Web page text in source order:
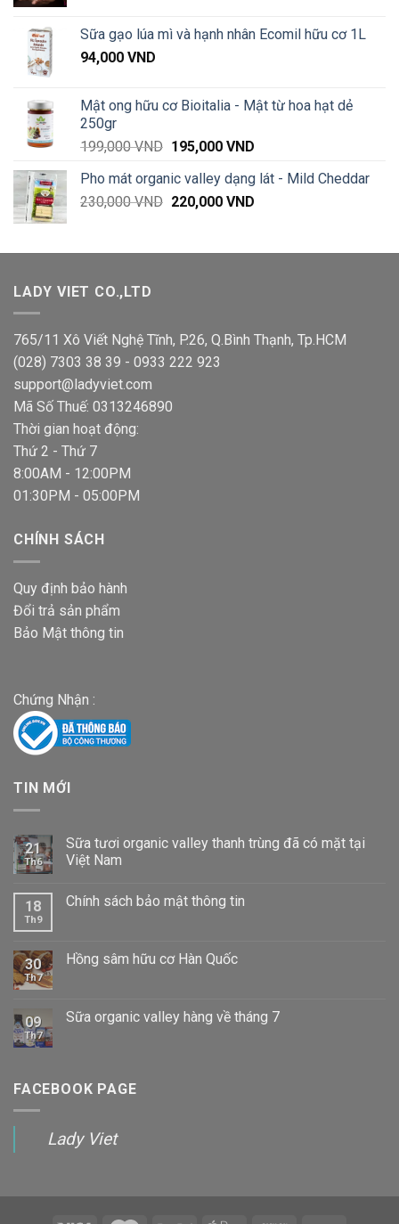
79,000 VND
Sữa gạo lúa mì và hạnh nhân Ecomil hữu cơ 1L
94,000 VND
Mật ong hữu cơ Bioitalia - Mật từ hoa hạt dẻ
250gr
199,000VND Giá
là:
199,000 VND.
195,000 VNDGiá
tại
là:
Pho mát organic valley dạng lát - Mild Cheddar
230,000VND Giá
230,000 VND.
220,000 VNDGiá
là:
LADY VIET CO.,LTD
765/11 Xô Viết Nghệ Tĩnh, P.26, Q.Bình Thạnh, Tp.HCM
(028) 7303 38 39 - 0933 222 923
support@ladyviet.com
Mã Số Thuế: 0313246890
Thời gian hoạt động:
Thứ 2 - Thứ 7
8:00AM - 12:00PM
01:30PM - 05:00PM
CHÍNH SÁCH
Quy định bảo hành
Đổi trả sản phẩm
Bảo Mật thông tin
Chứng Nhận :
TIN MỚI
21
Th6
Sữa tươi organic valley thanh trùng đã có mặt tại
Việt Nam
18
Th9
Chính sách bảo mật thông tin
30
Th7
Hồng sâm hữu cơ Hàn Quốc
09
Th7
Sữa organic valley hàng về tháng 7
FACEBOOK PAGE
Lady Viet